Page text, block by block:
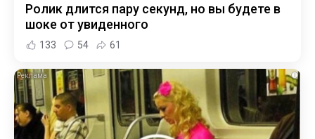
Ролик длится пару секунд, но вы будете в
шоке от увиденного
133 54 61
i